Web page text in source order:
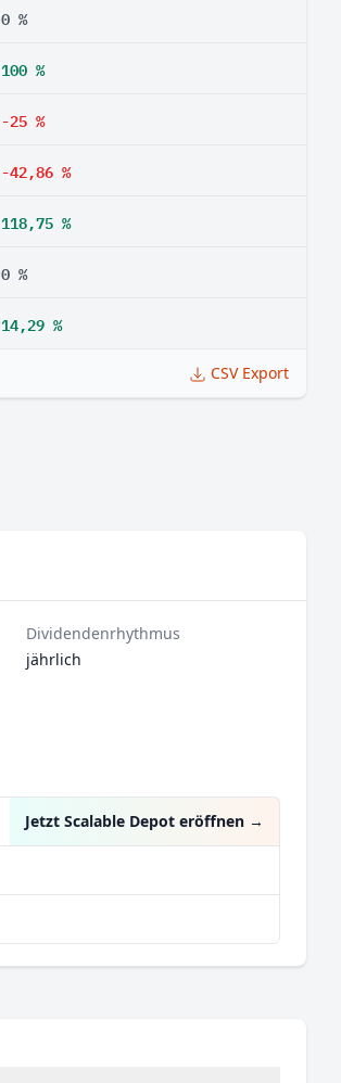
0 %
100 %
-25 %
-42,86 %
118,75 %
0 %
14,29 %
CSV Export
Dividendenrhythmus
jährlich
Jetzt Scalable Depot eröffnen →